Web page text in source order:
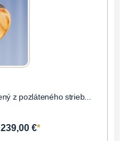
z pozláteného strieb...
239,00 €*